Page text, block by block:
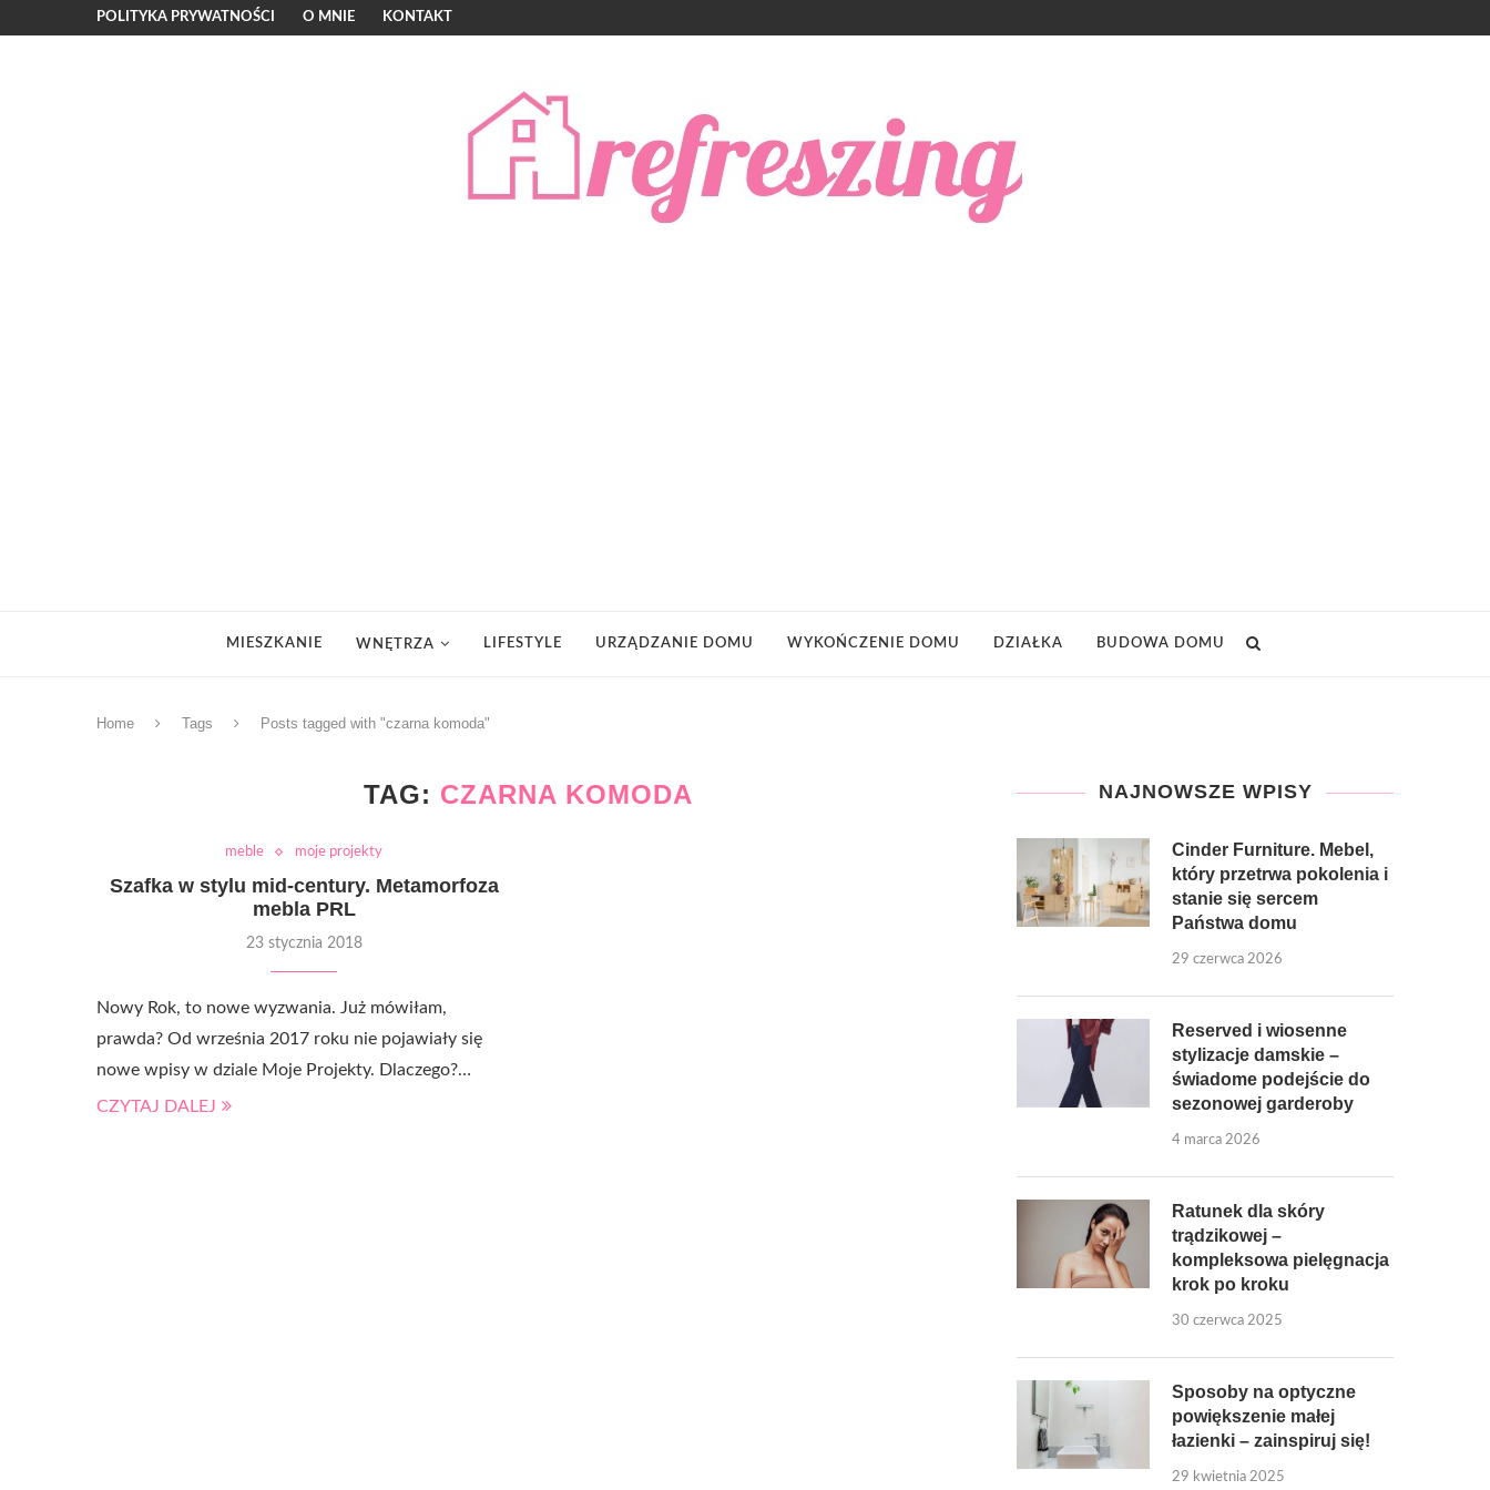
POLITYKA PRYWATNOŚCI O MNIE KONTAKT
MIESZKANIE WNĘTRZA LIFESTYLE URZĄDZANIE DOMU WYKOŃCZENIE DOMU DZIAŁKA BUDOWA DOMU
Home Tags Posts tagged with "czarna komoda"
TAG: CZARNA KOMODA
meble moje projekty
Szafka w stylu mid-century. Metamorfoza
mebla PRL
23 stycznia 2018
Nowy Rok, to nowe wyzwania. Już mówiłam,
prawda? Od września 2017 roku nie pojawiały się
nowe wpisy w dziale Moje Projekty. Dlaczego?…
CZYTAJ DALEJ
NAJNOWSZE WPISY
Cinder Furniture. Mebel,
który przetrwa pokolenia i
stanie się sercem
Państwa domu
29 czerwca 2026
Reserved i wiosenne
stylizacje damskie –
świadome podejście do
sezonowej garderoby
4 marca 2026
Ratunek dla skóry
trądzikowej –
kompleksowa pielęgnacja
krok po kroku
30 czerwca 2025
Sposoby na optyczne
powiększenie małej
łazienki – zainspiruj się!
29 kwietnia 2025